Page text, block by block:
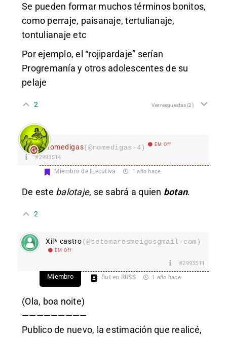
Se pueden formar muchos términos bonitos,
como perraje, paisanaje, tertulianaje,
tontulianaje etc
Por ejemplo, el “rojipardaje” serían
Progremanía y otros adolescentes de su
pelaje
2 Ver respuestas(2)
nomedigas(@nomedigas-4) EM Off
#2993514
Miembro de Ejecutiva 1 año hace
De este balotaje, se sabrá a quien botan.
2
Xil* castro(@setemaresmeigosgmail-com)
EM Off
#2993511
Miembro Bot en RRSS 1 año hace
(Ola, boa noite)
—————————
Publico de nuevo, la estimación que realicé,